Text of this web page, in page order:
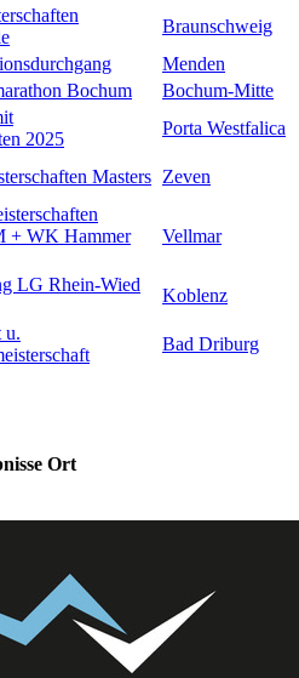
Braunschweig
Menden
Bochum
Bochum-Mitte
2025
Porta Westfalica
Masters Zeven
+ WK Hammer
Vellmar
LG Rhein-Wied
Koblenz
u.
Bad Driburg
Ort